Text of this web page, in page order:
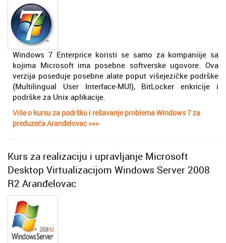
Windows 7 Enterprice koristi se samo za kompaniije sa
kojima Microsoft ima posebne softverske ugovore. Ova
verzija poseduje posebne alate poput višejezičke podrške
(Multilingual User Interface-MUI), BitLocker enkricije i
podrške za Unix aplikacije.
Više o kursu za podršku i rešavanje problema Windows 7 za
preduzeća Aranđelovac >>>
Kurs za realizaciju i upravljanje Microsoft
Desktop Virtualizacijom Windows Server 2008
R2 Aranđelovac